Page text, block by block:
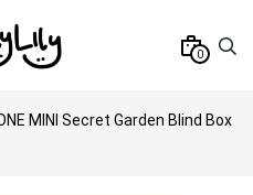
0
MINI Secret Garden Blind Box